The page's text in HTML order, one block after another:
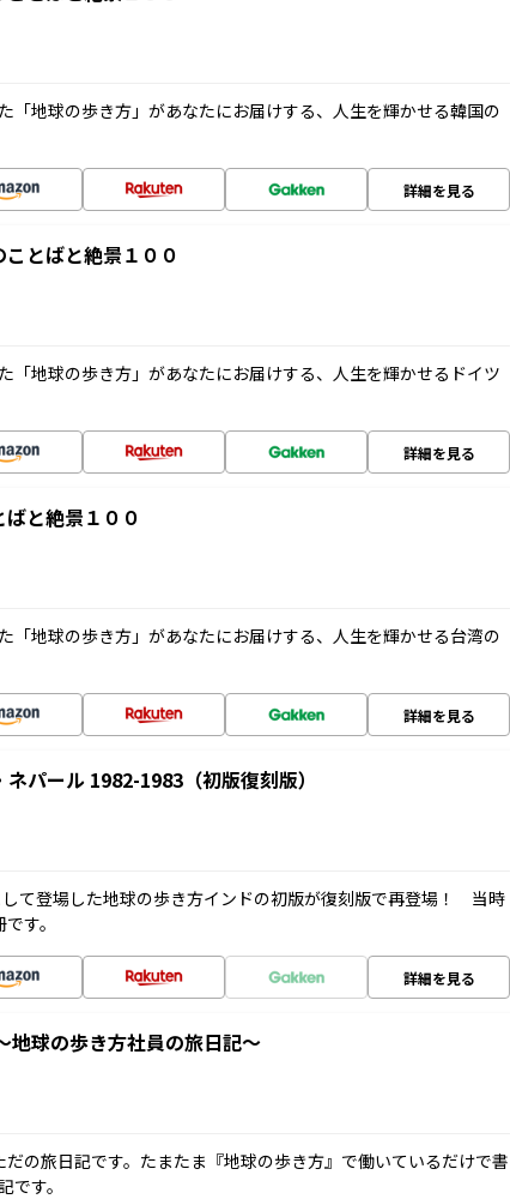
「地球の歩き方」があなたにお届けする、人生を輝かせる韓国の
詳細を見る
とばと絶景１００
「地球の歩き方」があなたにお届けする、人生を輝かせるドイツ
詳細を見る
と絶景１００
「地球の歩き方」があなたにお届けする、人生を輝かせる台湾の
詳細を見る
パール 1982-1983（初版復刻版）
て登場した地球の歩き方インドの初版が復刻版で再登場！ 当時
す。
詳細を見る
地球の歩き方社員の旅日記～
の旅日記です。たまたま『地球の歩き方』で働いているだけで書
です。